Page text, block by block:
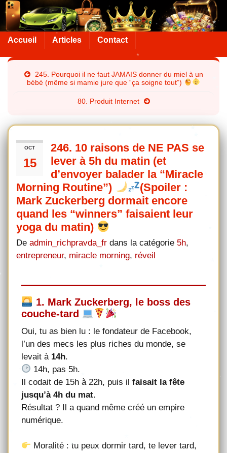
Accueil Articles Contact
245. Pourquoi il ne faut JAMAIS donner du miel à un
bébé (même si mamie jure que “ça soigne tout”)
80. Produit Internet
OCT
15
246. 10 raisons de NE PAS se
lever à 5h du matin (et
d’envoyer balader la “Miracle
Morning Routine”)
(Spoiler :
Mark Zuckerberg dormait encore
quand les “winners” faisaient leur
yoga du matin)
De admin_richpravda_fr dans la catégorie 5h,
entrepreneur, miracle morning, réveil
1. Mark Zuckerberg, le boss des
couche-tard
Oui, tu as bien lu : le fondateur de Facebook,
l’un des mecs les plus riches du monde, se
levait à 14h.
14h, pas 5h.
Il codait de 15h à 22h, puis il faisait la fête
jusqu’à 4h du mat.
Résultat ? Il a quand même créé un empire
numérique.
Moralité : tu peux dormir tard, te lever tard,